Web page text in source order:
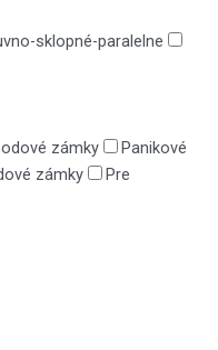
sklopné-paralelne
zámky
Panikové
zámky
Pre